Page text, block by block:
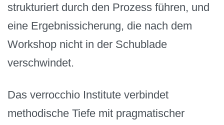
strukturiert durch den Prozess führen, und
eine Ergebnissicherung, die nach dem
Workshop nicht in der Schublade
verschwindet.
Das verrocchio Institute verbindet
methodische Tiefe mit pragmatischer